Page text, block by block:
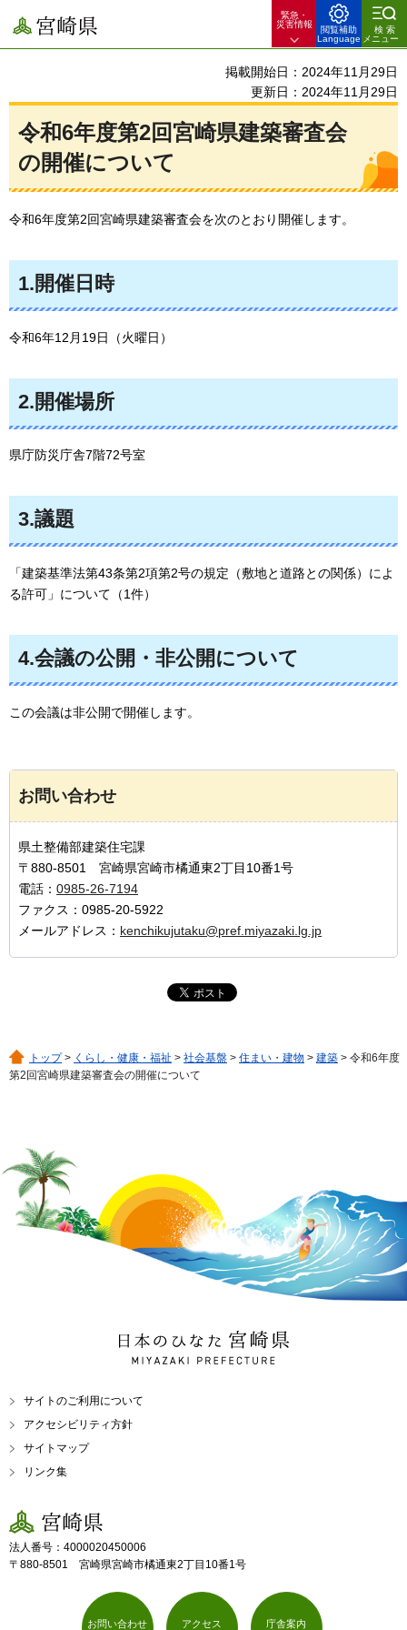
宮崎県
緊急・
災害情報
閲覧補助
Language
検索
メニュー
掲載開始日：2024年11月29日
更新日：2024年11月29日
令和6年度第2回宮崎県建築審査会
の開催について
令和6年度第2回宮崎県建築審査会を次のとおり開催します。
1.開催日時
令和6年12月19日（火曜日）
2.開催場所
県庁防災庁舎7階72号室
3.議題
「建築基準法第43条第2項第2号の規定（敷地と道路との関係）によ
る許可」について（1件）
4.会議の公開・非公開について
この会議は非公開で開催します。
お問い合わせ
県土整備部建築住宅課
〒880-8501 宮崎県宮崎市橘通東2丁目10番1号
電話： 0985-26-7194
ファクス：0985-20-5922
メールアドレス： kenchikujutaku@pref.miyazaki.lg.jp
トップ> くらし・健康・福祉 > 社会基盤 > 住まい・建物 > 建築 > 令和6年度
第2回宮崎県建築審査会の開催について
日本のひなた 宮崎県
MIYAZAKI PREFECTURE
サイトのご利用について
アクセシビリティ方針
サイトマップ
リンク集
宮崎県
法人番号：4000020450006
〒880-8501 宮崎県宮崎市橘通東2丁目10番1号
お問い合わせ アクセス 庁舎案内